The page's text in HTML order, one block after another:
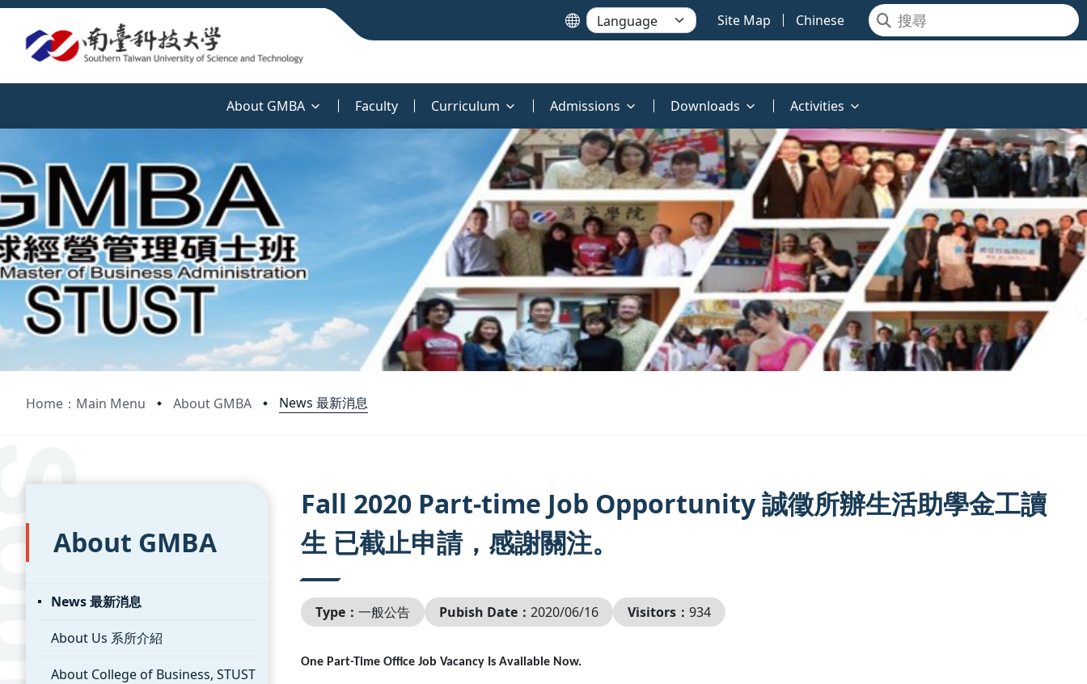
Site Map Chinese
About GMBA Faculty Curriculum Admissions Downloads Activities
Home：Main Menu About GMBA News 最新消息
:::
About GMBA
News 最新消息
About Us 系所介紹
About College of Business, STUST
Fall 2020 Part-time Job Opportunity 誠徵所辦生活助學金工讀
生 已截止申請，感謝關注。
Type： 一般公告 Pubish Date： 2020/06/16 Visitors： 934
One Part-Time Office Job Vacancy Is Available Now.